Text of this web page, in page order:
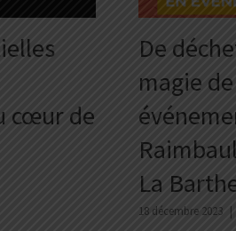
cœur de
De
magie
La
18 décembre 2023 |